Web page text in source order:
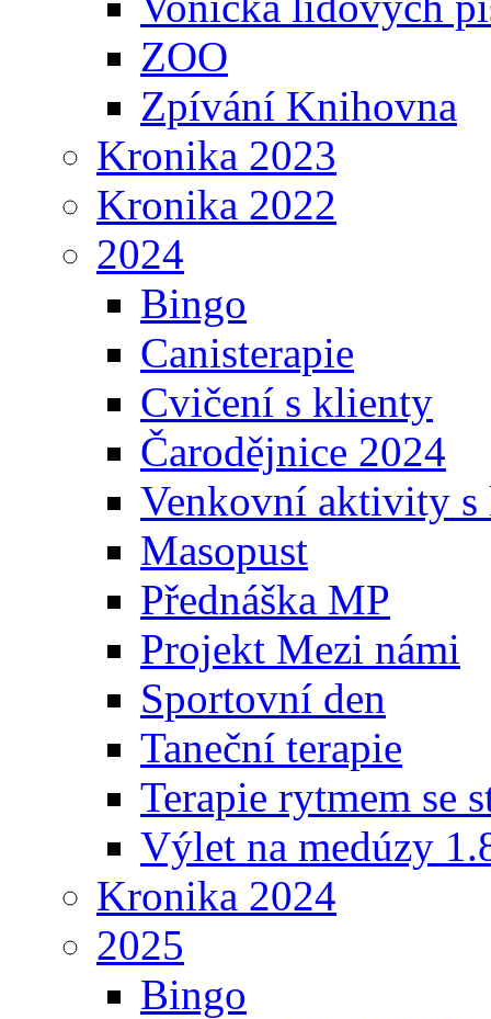
ZOO
Zpívání Knihovna
Kronika 2023
Kronika 2022
2024
Bingo
Canisterapie
Cvičení s klienty
Čarodějnice 2024
Venkovní aktivity
Masopust
Přednáška MP
Projekt Mezi námi
Sportovní den
Taneční terapie
Terapie rytmem se
Výlet na medúzy
Kronika 2024
2025
Bingo